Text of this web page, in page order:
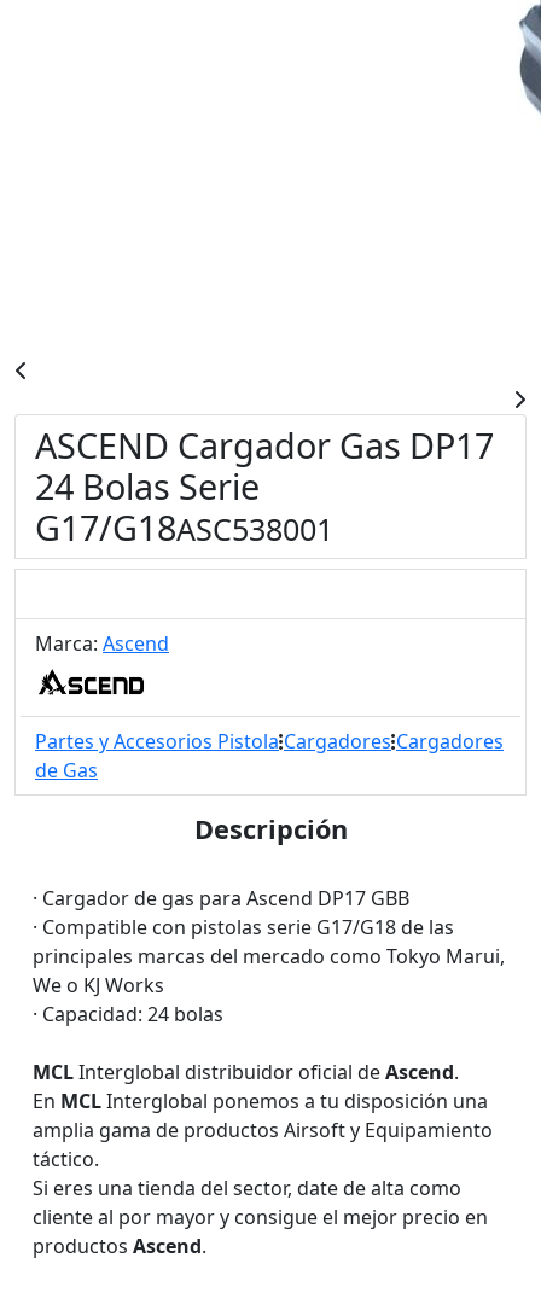
ASCEND Cargador Gas DP17
24 Bolas Serie
G17/G18ASC538001
Marca: Ascend
Partes y Accesorios Pistola Cargadores Cargadores
de Gas
Descripción
· Cargador de gas para Ascend DP17 GBB
· Compatible con pistolas serie G17/G18 de las
principales marcas del mercado como Tokyo Marui,
We o KJ Works
· Capacidad: 24 bolas
MCLInterglobal distribuidor oficial deAscend.
En MCLInterglobal ponemos a tu disposición una
amplia gama de productos Airsoft y Equipamiento
táctico.
Si eres una tienda del sector, date de alta como
cliente al por mayor y consigue el mejor precio en
productos Ascend.